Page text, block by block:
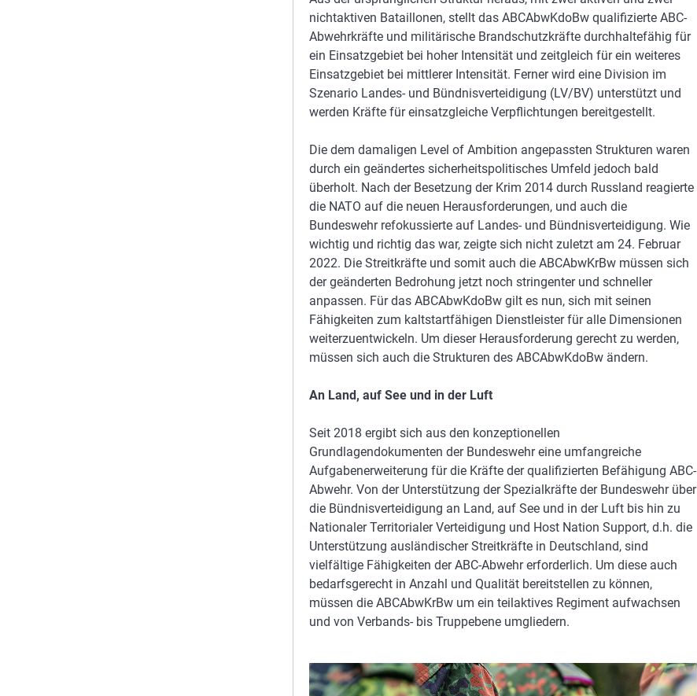
nichtaktiven Bataillonen, stellt das ABCAbwKdoBw qualifizierte ABC-
Abwehrkräfte und militärische Brandschutzkräfte durchhaltefähig für
ein Einsatzgebiet bei hoher Intensität und zeitgleich für ein weiteres
Einsatzgebiet bei mittlerer Intensität. Ferner wird eine Division im
Szenario Landes- und Bündnisverteidigung (LV/BV) unterstützt und
werden Kräfte für einsatzgleiche Verpflichtungen bereitgestellt.
Die dem damaligen Level of Ambition angepassten Strukturen waren
durch ein geändertes sicherheitspolitisches Umfeld jedoch bald
überholt. Nach der Besetzung der Krim 2014 durch Russland reagierte
die NATO auf die neuen Herausforderungen, und auch die
Bundeswehr refokussierte auf Landes- und Bündnisverteidigung. Wie
wichtig und richtig das war, zeigte sich nicht zuletzt am 24. Februar
2022. Die Streitkräfte und somit auch die ABCAbwKrBw müssen sich
der geänderten Bedrohung jetzt noch stringenter und schneller
anpassen. Für das ABCAbwKdoBw gilt es nun, sich mit seinen
Fähigkeiten zum kaltstartfähigen Dienstleister für alle Dimensionen
weiterzuentwickeln. Um dieser Herausforderung gerecht zu werden,
müssen sich auch die Strukturen des ABCAbwKdoBw ändern.
An Land, auf See und in der Luft
Seit 2018 ergibt sich aus den konzeptionellen
Grundlagendokumenten der Bundeswehr eine umfangreiche
Aufgabenerweiterung für die Kräfte der qualifizierten Befähigung ABC-
Abwehr. Von der Unterstützung der Spezialkräfte der Bundeswehr über
die Bündnisverteidigung an Land, auf See und in der Luft bis hin zu
Nationaler Territorialer Verteidigung und Host Nation Support, d.h. die
Unterstützung ausländischer Streitkräfte in Deutschland, sind
vielfältige Fähigkeiten der ABC-Abwehr erforderlich. Um diese auch
bedarfsgerecht in Anzahl und Qualität bereitstellen zu können,
müssen die ABCAbwKrBw um ein teilaktives Regiment aufwachsen
und von Verbands- bis Truppebene umgliedern.